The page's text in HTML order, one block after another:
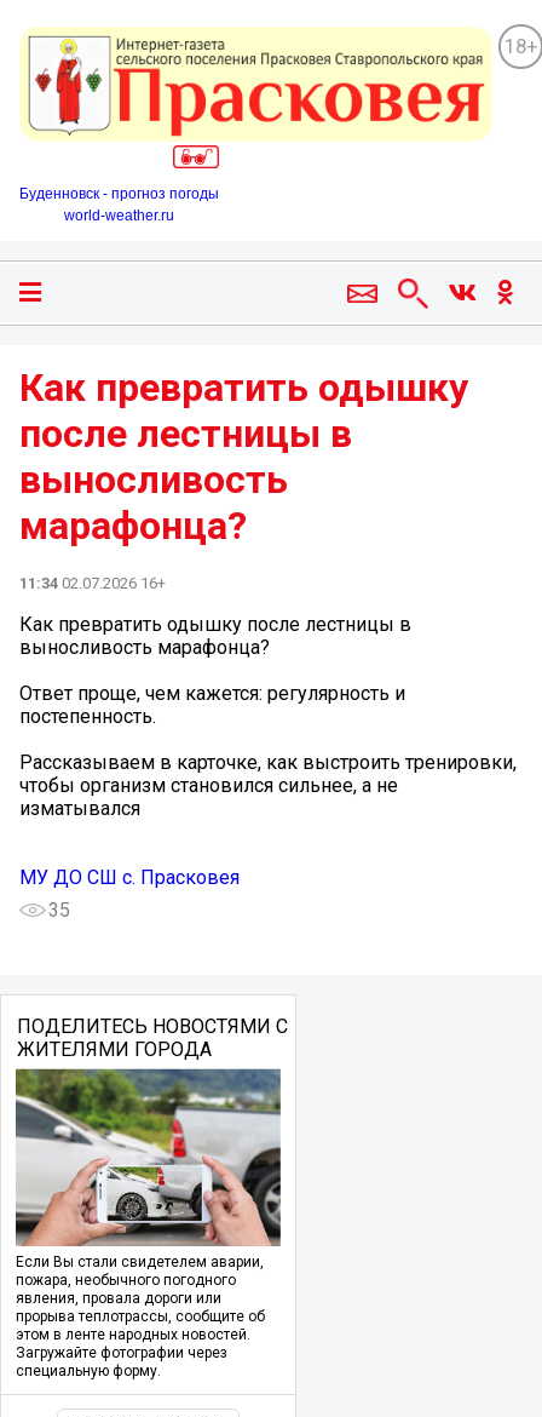
18+
Буденновск - прогноз погоды
world-weather.ru
Как превратить одышку
после лестницы в
выносливость
марафонца?️
11:34 02.07.2026 16+
Как превратить одышку после лестницы в
выносливость марафонца?️
Ответ проще, чем кажется: регулярность и
постепенность.
Рассказываем в карточке, как выстроить тренировки,
чтобы организм становился сильнее, а не
изматывался
МУ ДО СШ с. Прасковея
35
ПОДЕЛИТЕСЬ НОВОСТЯМИ С
ЖИТЕЛЯМИ ГОРОДА
Если Вы стали свидетелем аварии,
пожара, необычного погодного
явления, провала дороги или
прорыва теплотрассы, сообщите об
этом в ленте народных новостей.
Загружайте фотографии через
специальную форму.